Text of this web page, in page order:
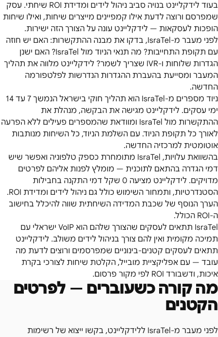
בעוד לידקליינט בנויה סביב ניהול לידים ומדידת ROI שיחתי. עסק
שמפרסם ורוצה לדעת אילו קמפיינים מייצרים שיחות, ואילו שיחות
הופכות לעסקאות — לידקליינט עונה על הצורך הזה ישירות.
לפני מעבר מ-IsraTel, בדקו את מבנה ההתקשרות: האם יש חוזה
עם תקופת התחייבות? מה תנאי הניוד מול IsraTel? האם ישנן
הגדרות שלוחות ו-IVR שצריך לשמר? לידקליינט מלווה את תהליך
המעבר ומסייעת בהעברת ההגדרות הנדרשות לפלטפורמה
החדשה.
ניוד מספרים מ-IsraTel הוא תהליך חוקי בישראל הנמשך 7 עד 14
ימי עסקים. לידקליינט מגישה את הבקשה, מנהלת את
ההתקשרות מול IsraTel ומוודאת שהמספרים פעילים ללא הפרעה
לאורך כל תקופת הניוד. עם השלמת הניוד, כל השיחות מנותבות
אוטומטית למרכזיה החדשה.
בהשוואת עלויות, IsraTel מתומחרת כספק טלפוניה ואפשר שיש
דמי הגדרה בהתאם לתוכנית — מומלץ לפנות אליהם לפרטים
מדויקים. לידקליינט מציעה 0 שקל דמי התקנה בחבילות
הסטנדרטיות, ותמחור השימוש כולל גם ניהול לידים ומדידת ROI.
הערך הנוסף של שכבת המדידה השיחתית שווה להיכלל בחישוב
ה-ROI הכולל.
IsraTel תתאים לעסקים שהצורך שלהם הוא VoIP ישראלי עם
תמיכה מקומית ואין להם צורך בניהול לידים משולב. לידקליינט
תתאים לעסקים קטנים-בינוניים שמפרסמים ורוצים לדעת מה
עובד — עם אפליקציית מובייל, הקלטת שיחות לצורכי בקרת
איכות, ודשבורד ROI לפי מקור פרסום.
מה קורה כשעוברים — לפרטים
הקטנים
לפני מעבר מ-IsraTel ללידקליינט, בקשו ייצוא של רשימות